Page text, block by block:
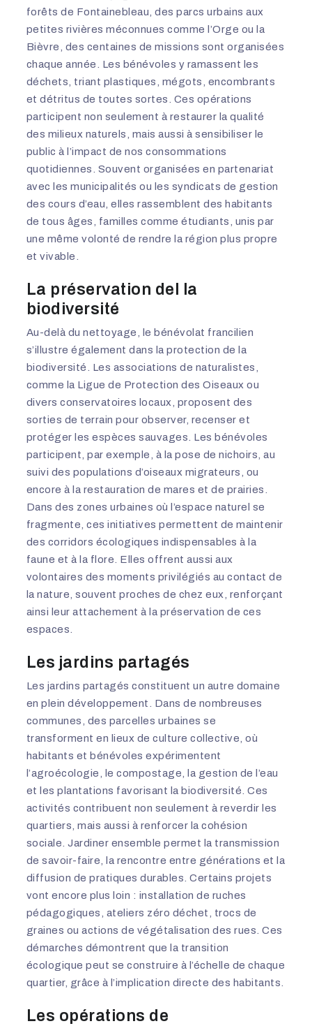
forêts de Fontainebleau, des parcs urbains aux
petites rivières méconnues comme l’Orge ou la
Bièvre, des centaines de missions sont organisées
chaque année. Les bénévoles y ramassent les
déchets, triant plastiques, mégots, encombrants
et détritus de toutes sortes. Ces opérations
participent non seulement à restaurer la qualité
des milieux naturels, mais aussi à sensibiliser le
public à l’impact de nos consommations
quotidiennes. Souvent organisées en partenariat
avec les municipalités ou les syndicats de gestion
des cours d’eau, elles rassemblent des habitants
de tous âges, familles comme étudiants, unis par
une même volonté de rendre la région plus propre
et vivable.
La préservation del la
biodiversité
Au-delà du nettoyage, le bénévolat francilien
s’illustre également dans la protection de la
biodiversité. Les associations de naturalistes,
comme la Ligue de Protection des Oiseaux ou
divers conservatoires locaux, proposent des
sorties de terrain pour observer, recenser et
protéger les espèces sauvages. Les bénévoles
participent, par exemple, à la pose de nichoirs, au
suivi des populations d’oiseaux migrateurs, ou
encore à la restauration de mares et de prairies.
Dans des zones urbaines où l’espace naturel se
fragmente, ces initiatives permettent de maintenir
des corridors écologiques indispensables à la
faune et à la flore. Elles offrent aussi aux
volontaires des moments privilégiés au contact de
la nature, souvent proches de chez eux, renforçant
ainsi leur attachement à la préservation de ces
espaces.
Les jardins partagés
Les jardins partagés constituent un autre domaine
en plein développement. Dans de nombreuses
communes, des parcelles urbaines se
transforment en lieux de culture collective, où
habitants et bénévoles expérimentent
l’agroécologie, le compostage, la gestion de l’eau
et les plantations favorisant la biodiversité. Ces
activités contribuent non seulement à reverdir les
quartiers, mais aussi à renforcer la cohésion
sociale. Jardiner ensemble permet la transmission
de savoir-faire, la rencontre entre générations et la
diffusion de pratiques durables. Certains projets
vont encore plus loin : installation de ruches
pédagogiques, ateliers zéro déchet, trocs de
graines ou actions de végétalisation des rues. Ces
démarches démontrent que la transition
écologique peut se construire à l’échelle de chaque
quartier, grâce à l’implication directe des habitants.
Les opérations de